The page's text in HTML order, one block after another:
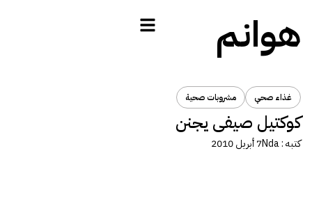
هوانم
غذاء صحي مشروبات صحية
كوكتيل صيفى يجنن
كتبه :Nda7 أبريل 2010